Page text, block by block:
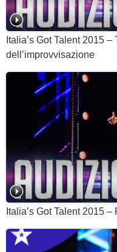
Italia’s Got Talent 2015 –
dell’improvvisazione
Italia’s Got Talent 2015